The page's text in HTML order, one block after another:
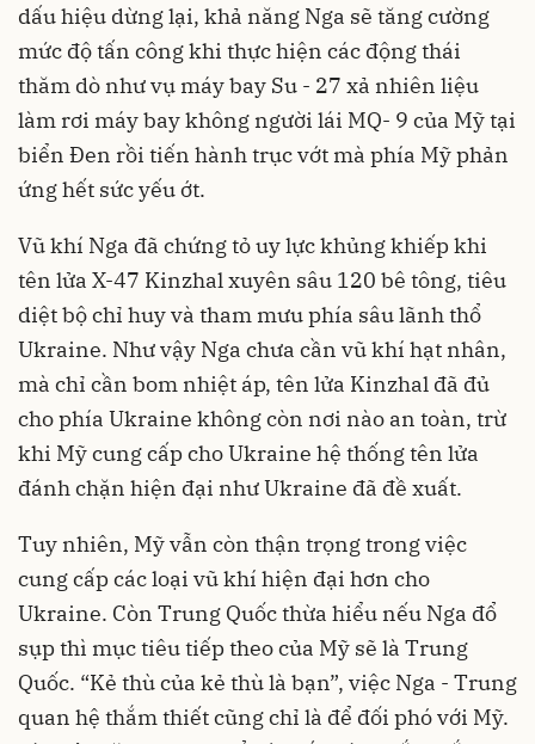
dấu hiệu dừng lại, khả năng Nga sẽ tăng cường
mức độ tấn công khi thực hiện các động thái
thăm dò như vụ máy bay Su - 27 xả nhiên liệu
làm rơi máy bay không người lái MQ- 9 của Mỹ tại
biển Đen rồi tiến hành trục vớt mà phía Mỹ phản
ứng hết sức yếu ớt.
Vũ khí Nga đã chứng tỏ uy lực khủng khiếp khi
tên lửa X-47 Kinzhal xuyên sâu 120 bê tông, tiêu
diệt bộ chỉ huy và tham mưu phía sâu lãnh thổ
Ukraine. Như vậy Nga chưa cần vũ khí hạt nhân,
mà chỉ cần bom nhiệt áp, tên lửa Kinzhal đã đủ
cho phía Ukraine không còn nơi nào an toàn, trừ
khi Mỹ cung cấp cho Ukraine hệ thống tên lửa
đánh chặn hiện đại như Ukraine đã đề xuất.
Tuy nhiên, Mỹ vẫn còn thận trọng trong việc
cung cấp các loại vũ khí hiện đại hơn cho
Ukraine. Còn Trung Quốc thừa hiểu nếu Nga đổ
sụp thì mục tiêu tiếp theo của Mỹ sẽ là Trung
Quốc. “Kẻ thù của kẻ thù là bạn”, việc Nga - Trung
quan hệ thắm thiết cũng chỉ là để đối phó với Mỹ.